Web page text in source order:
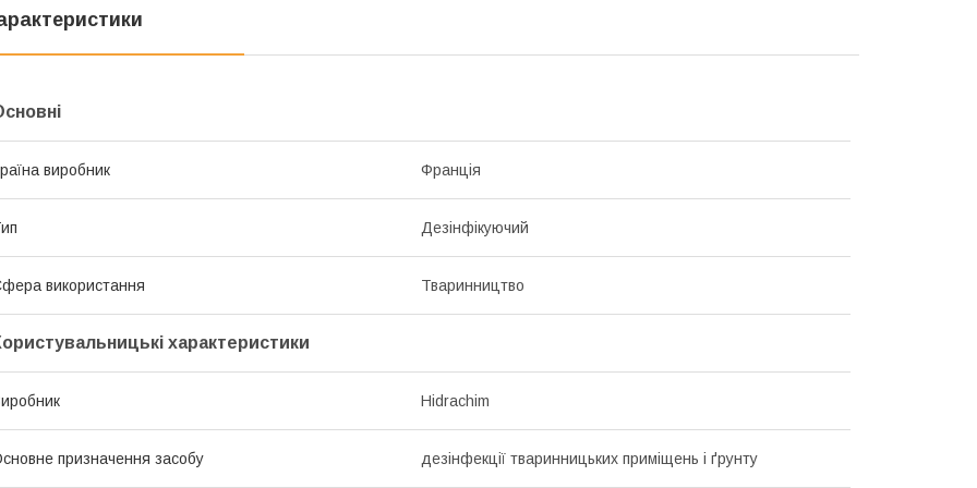
виробник Франція
Дезінфікуючий
використання Тваринництво
характеристики
Hidrachim
призначення засобу дезінфекції тваринницьких приміщень і ґрунту